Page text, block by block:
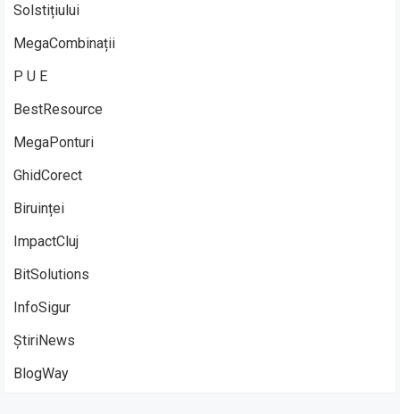
Solstițiului
MegaCombinații
P U E
BestResource
MegaPonturi
GhidCorect
Biruinței
ImpactCluj
BitSolutions
InfoSigur
ȘtiriNews
BlogWay